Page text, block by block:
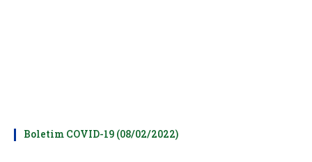
Boletim COVID-19 (08/02/2022)